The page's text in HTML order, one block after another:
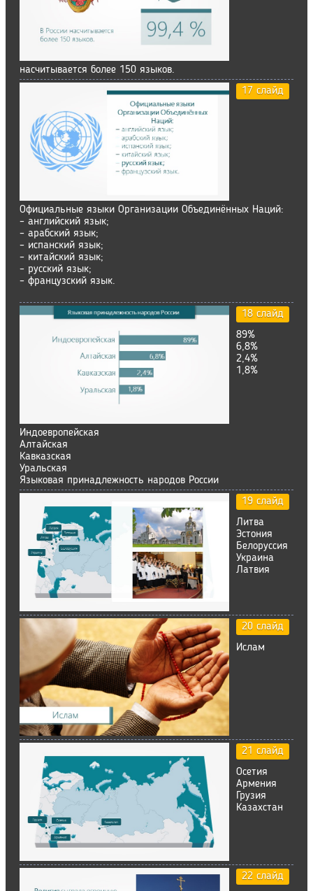
насчитывается более 150 языков.
17 слайд
Официальные языки Организации Объединённых Наций:
– английский язык;
– арабский язык;
– испанский язык;
– китайский язык;
– русский язык;
– французский язык.
18 слайд
89%
6,8%
2,4%
1,8%
Индоевропейская
Алтайская
Кавказская
Уральская
Языковая принадлежность народов России
19 слайд
Литва
Эстония
Белоруссия
Украина
Латвия
20 слайд
Ислам
21 слайд
Осетия
Армения
Грузия
Казахстан
22 слайд